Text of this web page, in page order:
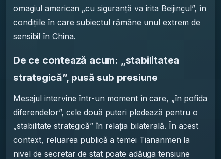
omagiul american „cu siguranță va irita Beijingul”, în
condițiile în care subiectul rămâne unul extrem de
sensibil în China.
De ce contează acum: „stabilitatea
strategică”, pusă sub presiune
Mesajul intervine într-un moment în care, „în pofida
diferendelor”, cele două puteri pledează pentru o
„stabilitate strategică” în relația bilaterală. În acest
context, reluarea publică a temei Tiananmen la
nivel de secretar de stat poate adăuga tensiune